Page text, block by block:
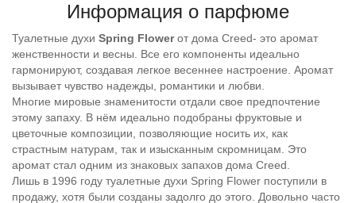
Информация о парфюме
Туалетные духи Spring Flowerот дома Creed- это аромат
женственности и весны. Все его компоненты идеально
гармонируют, создавая легкое весеннее настроение. Аромат
вызывает чувство надежды, романтики и любви.
Многие мировые знаменитости отдали свое предпочтение
этому запаху. В нём идеально подобраны фруктовые и
цветочные композиции, позволяющие носить их, как
страстным натурам, так и изысканным скромницам. Это
аромат стал одним из знаковых запахов дома Creed.
Лишь в 1996 году туалетные духи Spring Flower поступили в
продажу, хотя были созданы задолго до этого. Довольно часто